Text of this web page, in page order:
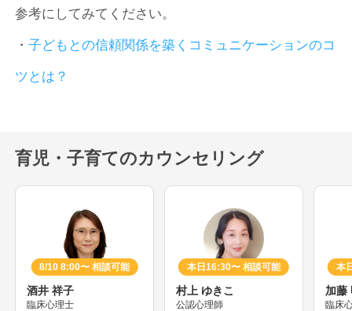
参考にしてみてください。
・子どもとの信頼関係を築くコミュニケーションのコ
ツとは？
育児・子育てのカウンセリング
8/10 8:00〜 相談可能
酒井 祥子
臨床心理士
本日16:30〜 相談可能
村上 ゆきこ
公認心理師
本
加藤
臨床